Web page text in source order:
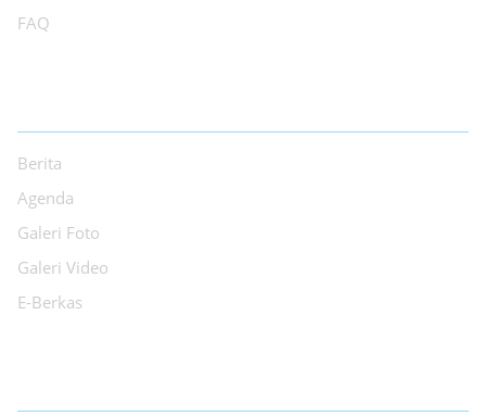
FAQ
Berita
Agenda
Galeri Foto
Galeri Video
E-Berkas